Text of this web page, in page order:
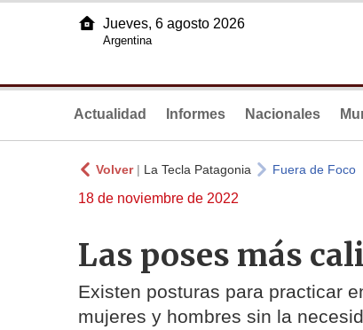
Jueves, 6 agosto 2026
Argentina
Actualidad Informes Nacionales
Volver| La Tecla Patagonia Fuera de Foco
18 de noviembre de 2022
Las poses más
Existen posturas para practicar
mujeres y hombres sin la